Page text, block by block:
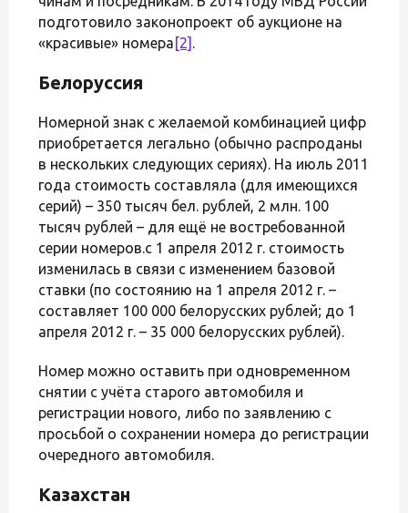
подготовило законопроект об аукционе на
«красивые» номера [2] .
Белоруссия
Номерной знак с желаемой комбинацией цифр
приобретается легально (обычно распроданы
в нескольких следующих сериях). На июль 2011
года стоимость составляла (для имеющихся
серий) – 350 тысяч бел. рублей, 2 млн. 100
тысяч рублей – для ещё не востребованной
серии номеров.с 1 апреля 2012 г. стоимость
изменилась в связи с изменением базовой
ставки (по состоянию на 1 апреля 2012 г. –
составляет 100 000 белорусских рублей; до 1
апреля 2012 г. – 35 000 белорусских рублей).
Номер можно оставить при одновременном
снятии с учёта старого автомобиля и
регистрации нового, либо по заявлению с
просьбой о сохранении номера до регистрации
очередного автомобиля.
Казахстан